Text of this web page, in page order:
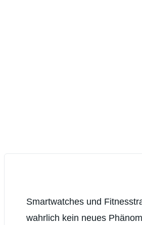
Smartwatches und
wahrlich kein neues